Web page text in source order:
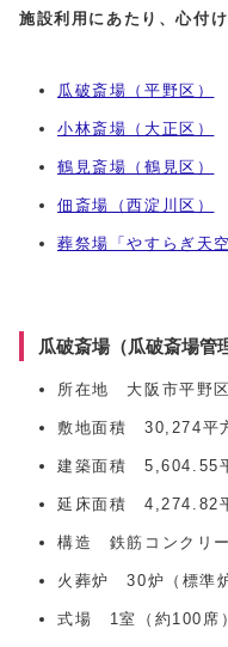
施設利用にあたり、心付
瓜破斎場（平野区）
小林斎場（大正区）
鶴見斎場（鶴見区）
佃斎場（西淀川区）
葬祭場「やすらぎ天
瓜破斎場（瓜破斎場管
所在地 大阪市平野
敷地面積 30,274平
建築面積 5,604.55
延床面積 4,274.82
構造 鉄筋コン
火葬炉 30炉（標準
式場 1室（約100席）